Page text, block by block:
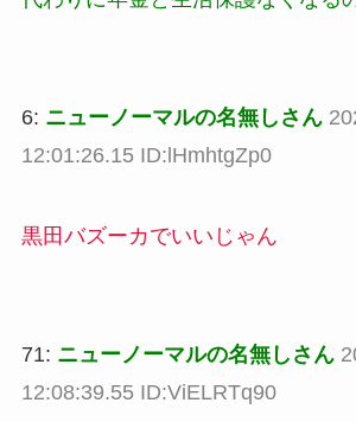
6: ニューノーマルの名無しさん
12:01:26.15 ID:lHmhtgZp0
黒田バズーカでいいじゃん
71: ニューノーマルの名無しさん
12:08:39.55 ID:ViELRTq90